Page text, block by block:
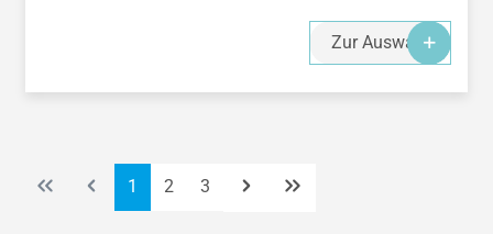
Zur Auswahl
Seite
1 Seite
2 Seite
3